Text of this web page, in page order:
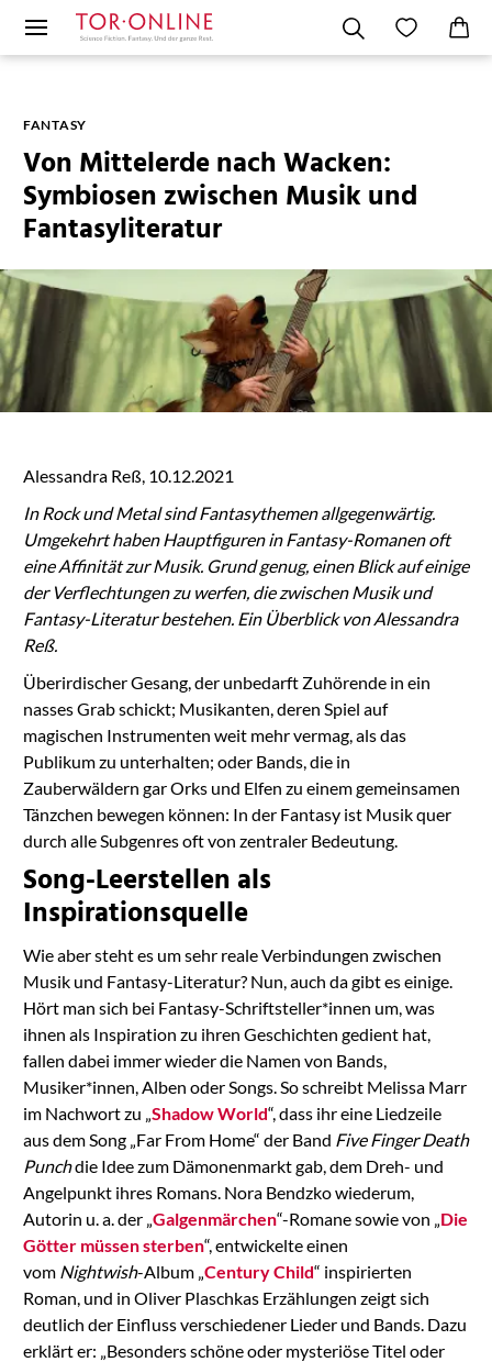
FANTASY
Von Mittelerde nach Wacken:
Symbiosen zwischen Musik und
Fantasyliteratur
Alessandra Reß, 10.12.2021
In Rock und Metal sind Fantasythemen allgegenwärtig.
Umgekehrt haben Hauptfiguren in Fantasy-Romanen oft
eine Affinität zur Musik. Grund genug, einen Blick auf einige
der Verflechtungen zu werfen, die zwischen Musik und
Fantasy-Literatur bestehen. Ein Überblick von Alessandra
Reß.
Überirdischer Gesang, der unbedarft Zuhörende in ein
nasses Grab schickt; Musikanten, deren Spiel auf
magischen Instrumenten weit mehr vermag, als das
Publikum zu unterhalten; oder Bands, die in
Zauberwäldern gar Orks und Elfen zu einem gemeinsamen
Tänzchen bewegen können: In der Fantasy ist Musik quer
durch alle Subgenres oft von zentraler Bedeutung.
Song-Leerstellen als
Inspirationsquelle
Wie aber steht es um sehr reale Verbindungen zwischen
Musik und Fantasy-Literatur? Nun, auch da gibt es einige.
Hört man sich bei Fantasy-Schriftsteller*innen um, was
ihnen als Inspiration zu ihren Geschichten gedient hat,
fallen dabei immer wieder die Namen von Bands,
Musiker*innen, Alben oder Songs. So schreibt Melissa Marr
im Nachwort zu „Shadow World“, dass ihr eine Liedzeile
aus dem Song „Far From Home“ der Band Five Finger Death
Punchdie Idee zum Dämonenmarkt gab, dem Dreh- und
Angelpunkt ihres Romans. Nora Bendzko wiederum,
Autorin u. a. der „Galgenmärchen“-Romane sowie von „Die
Götter müssen sterben“, entwickelte einen
vom Nightwish-Album „Century Child“ inspirierten
Roman, und in Oliver Plaschkas Erzählungen zeigt sich
deutlich der Einfluss verschiedener Lieder und Bands. Dazu
erklärt er: „Besonders schöne oder mysteriöse Titel oder